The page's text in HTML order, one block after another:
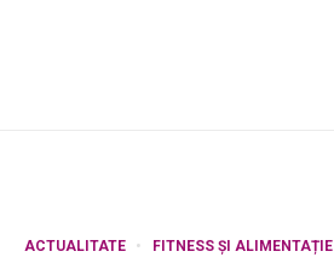
ACTUALITATE FITNESS ȘI ALIMENTAȚIE